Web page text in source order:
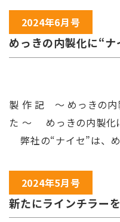
2024年6月号
めっきの内製化に“
製 作 記 ～ めっきの内
た ～ めっきの内製化
弊社の“ナイセ”は、
2024年5月号
新たにラインチラー